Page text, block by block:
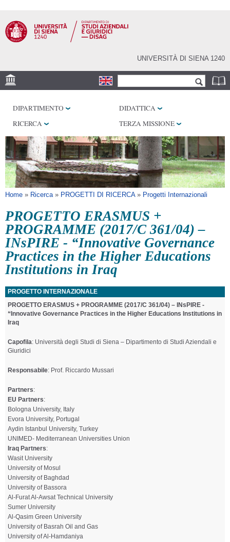
contenuto
principale
UNIVERSITÀ DI SIENA 1240
Form di ricerca
LABORATORI
BIBLIOTECHE
SERVIZI
SEM
DIPARTIMENTO
DIDATTICA
RICERCA
TERZA MISSIONE
Tu sei qui
Home » Ricerca» PROGETTI DI RICERCA» Progetti Internazionali
PROGETTO ERASMUS +
PROGRAMME (2017/C 361/04) –
INsPIRE - “Innovative Governance
Practices in the Higher Educations
Institutions in Iraq
PROGETTO INTERNAZIONALE
PROGETTO ERASMUS + PROGRAMME (2017/C 361/04) – INsPIRE -
“Innovative Governance Practices in the Higher Educations Institutions in
Iraq
Capofila: Università degli Studi di Siena – Dipartimento di Studi Aziendali e
Giuridici
Responsabile: Prof. Riccardo Mussari
Partners:
EU Partners:
Bologna University, Italy
Evora University, Portugal
Aydin Istanbul University, Turkey
UNIMED- Mediterranean Universities Union
Iraq Partners:
Wasit University
University of Mosul
University of Baghdad
University of Bassora
Al-Furat Al-Awsat Technical University
Sumer University
Al-Qasim Green University
University of Basrah Oil and Gas
University of Al-Hamdaniya